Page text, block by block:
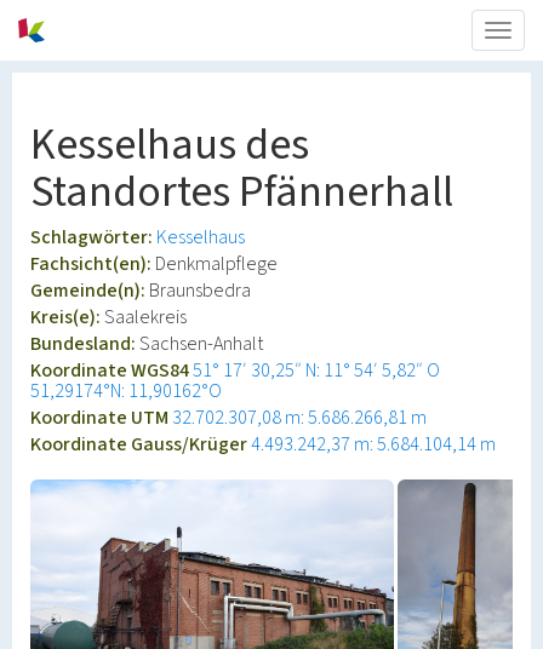
Kesselhaus des
Standortes Pfännerhall
Schlagwörter: Kesselhaus
Fachsicht(en): Denkmalpflege
Gemeinde(n): Braunsbedra
Kreis(e):Saalekreis
Bundesland:Sachsen-Anhalt
Koordinate WGS8451° 17′ 30,25″ N: 11° 54′ 5,82″ O
51,29174°N: 11,90162°O
Koordinate UTM 32.702.307,08 m: 5.686.266,81 m
Koordinate Gauss/Krüger4.493.242,37 m: 5.684.104,14 m